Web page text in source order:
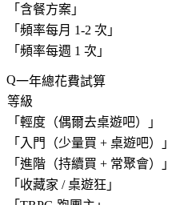
「 含餐方案 」
「 頻率每月 1-2 次 」
「 頻率每週 1 次 」
一年總花費試算
等級
「 輕度（偶爾去桌遊吧） 」
「 入門（少量買 + 桌遊吧） 」
「 進階（持續買 + 常聚會） 」
「 收藏家 / 桌遊狂 」